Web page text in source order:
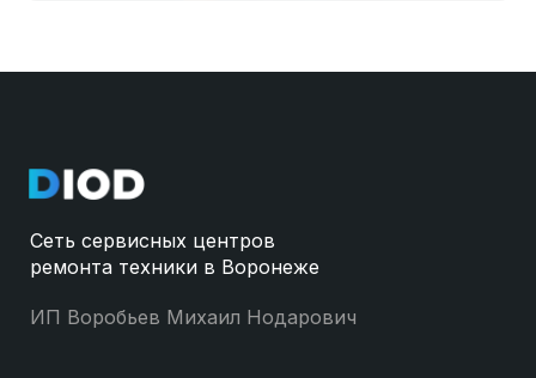
Сеть сервисных центров
ремонта техники в Воронеже
ИП Воробьев Михаил Нодарович